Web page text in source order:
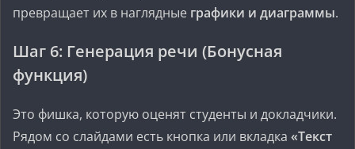
превращает их в наглядные графики и диаграммы.
Шаг 6: Генерация речи (Бонусная
функция)
Это фишка, которую оценят студенты и докладчики.
Рядом со слайдами есть кнопка или вкладка «Текст